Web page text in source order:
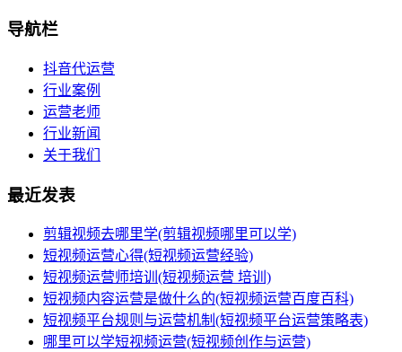
导航栏
抖音代运营
行业案例
运营老师
行业新闻
关于我们
最近发表
剪辑视频去哪里学(剪辑视频哪里可以学)
短视频运营心得(短视频运营经验)
短视频运营师培训(短视频运营 培训)
短视频内容运营是做什么的(短视频运营百度百科)
短视频平台规则与运营机制(短视频平台运营策略表)
哪里可以学短视频运营(短视频创作与运营)